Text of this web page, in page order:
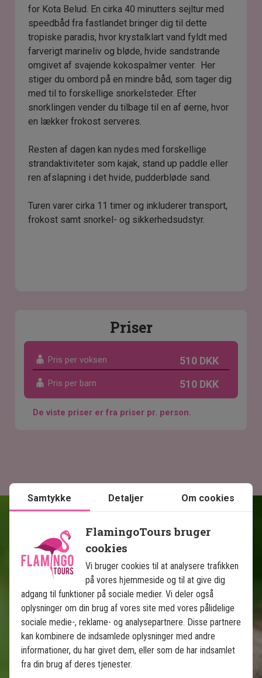
for Kota Belud. En cirka 40 minutters sejltur med
speedbåd fra fastlandet bringer dig til dette
tropiske paradis, hvor krystalklart vand fyldt med
farverigt marineliv og bløde, hvide sandstrande
omgivet af svajende kokospalmer venter. Her
stiger du ombord på en mindre båd, som tager dig
med til to forskellige snorkelsteder. Efter
snorklingen vender du tilbage til en af øerne, hvor
en lækker frokost serveres.
Resten af dagen kan nydes med forskellige
strandaktiviteter som kajak, stand up paddle eller
ren afslapning i det hvide, pudderbløde sand.
Turen varer cirka 11 timer og inkluderer transport,
frokost samt snorkel- og sikkerhedsudstyr.
Priser
Pris per voksen 510 DKK
Pris per barn 510 DKK
De viste priser er fra priser pr. person.
Fakta om Borneo
Malay
Malaysian Ringgit (MYR)
17.26 mio.
Samtykke Detaljer Om cookies
FlamingoTours bruger
cookies
Vi bruger cookies til at analysere trafikken
på vores hjemmeside og til at give dig
adgang til funktioner på sociale medier. Vi deler også
oplysninger om din brug af vores site med vores pålidelige
sociale medie-, reklame- og analysepartnere. Disse partnere
kan kombinere de indsamlede oplysninger med andre
informationer, du har givet dem, eller som de har indsamlet
fra din brug af deres tjenester.